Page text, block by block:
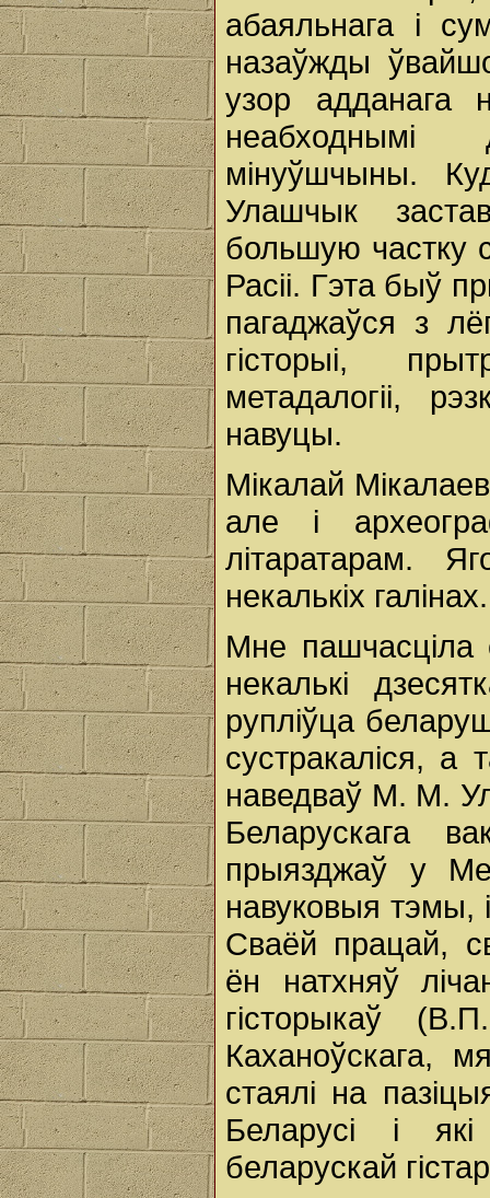
абаяльнага і
назаўжды
узор адданага
неабходнымі
мінуўшчыны.
Улашчык
большую
Расіі. Гэта быў
пагаджаўся з
гісторыі,
метадалогіі,
навуцы.
Мікалай
але і
літаратарам.
некалькіх галінах.
Мне пашчасціла
некалькі
рупліўца
сустракаліся, а
наведваў М. М.
Беларускага
прыязджаў у
навуковыя тэмы,
Сваёй працай,
ён натхняў
гісторыкаў
Каханоўскага,
стаялі на
Беларусі і
беларускай